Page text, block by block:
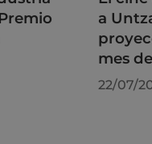
a
mes
22/07/